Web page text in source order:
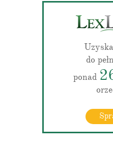
do
ponad